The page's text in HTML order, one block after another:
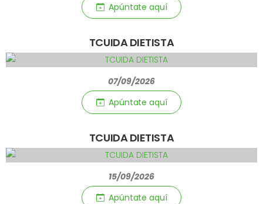
Apúntate aquí­
TCUIDA DIETISTA
07/09/2026
Apúntate aquí­
TCUIDA DIETISTA
15/09/2026
Apúntate aquí­